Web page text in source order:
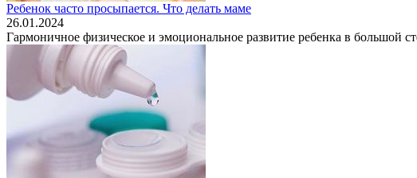
Ребенок часто просыпается. Что делать маме
26.01.2024
Гармоничное физическое и эмоциональное развитие ребенка в большой